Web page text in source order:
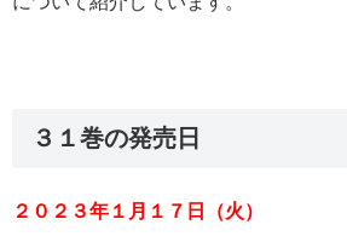
３１巻の発売日
２０２３年１月１７日（火）